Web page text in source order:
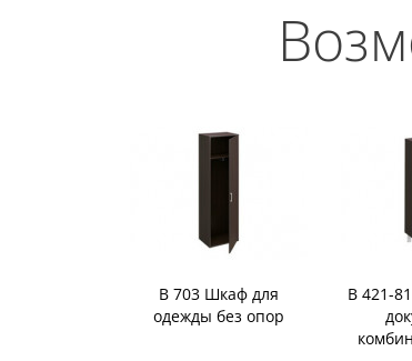
В 703 Шкаф для
одежды без опор
В 421-